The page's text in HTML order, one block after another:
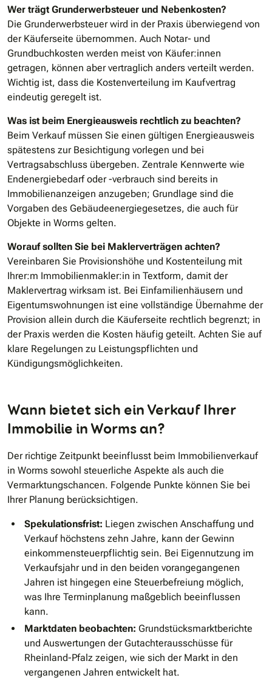
Wer trägt Grunderwerbsteuer und Nebenkosten?
Die Grunderwerbsteuer wird in der Praxis überwiegend von
der Käuferseite übernommen. Auch Notar- und
Grundbuchkosten werden meist von Käufer:innen
getragen, können aber vertraglich anders verteilt werden.
Wichtig ist, dass die Kostenverteilung im Kaufvertrag
eindeutig geregelt ist.
Was ist beim Energieausweis rechtlich zu beachten?
Beim Verkauf müssen Sie einen gültigen Energieausweis
spätestens zur Besichtigung vorlegen und bei
Vertragsabschluss übergeben. Zentrale Kennwerte wie
Endenergiebedarf oder -verbrauch sind bereits in
Immobilienanzeigen anzugeben; Grundlage sind die
Vorgaben des Gebäudeenergiegesetzes, die auch für
Objekte in Worms gelten.
Worauf sollten Sie bei Maklerverträgen achten?
Vereinbaren Sie Provisionshöhe und Kostenteilung mit
Ihrer:m Immobilienmakler:in in Textform, damit der
Maklervertrag wirksam ist. Bei Einfamilienhäusern und
Eigentumswohnungen ist eine vollständige Übernahme der
Provision allein durch die Käuferseite rechtlich begrenzt; in
der Praxis werden die Kosten häufig geteilt. Achten Sie auf
klare Regelungen zu Leistungspflichten und
Kündigungsmöglichkeiten.
Wann bietet sich ein Verkauf Ihrer
Immobilie in Worms an?
Der richtige Zeitpunkt beeinflusst beim Immobilienverkauf
in Worms sowohl steuerliche Aspekte als auch die
Vermarktungschancen. Folgende Punkte können Sie bei
Ihrer Planung berücksichtigen.
Spekulationsfrist: Liegen zwischen Anschaffung und
Verkauf höchstens zehn Jahre, kann der Gewinn
einkommensteuerpflichtig sein. Bei Eigennutzung im
Verkaufsjahr und in den beiden vorangegangenen
Jahren ist hingegen eine Steuerbefreiung möglich,
was Ihre Terminplanung maßgeblich beeinflussen
kann.
Marktdaten beobachten: Grundstücksmarktberichte
und Auswertungen der Gutachterausschüsse für
Rheinland-Pfalz zeigen, wie sich der Markt in den
vergangenen Jahren entwickelt hat.